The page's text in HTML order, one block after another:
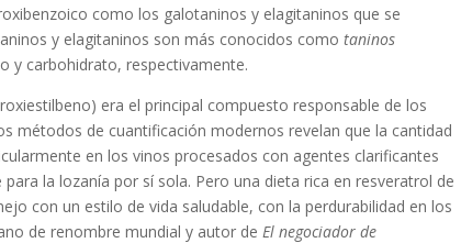
como los galotaninos y elagitaninos que se
y elagitaninos son más conocidos comotaninos
y carbohidrato, respectivamente.
era el principal compuesto responsable de los
métodos de cuantificación modernos revelan que la cantidad
en los vinos procesados ​​con agentes clarificantes
la lozanía por sí sola. Pero una dieta rica en resveratrol de
con un estilo de vida saludable, con la perdurabilidad en los
de renombre mundial y autor de El negociador de